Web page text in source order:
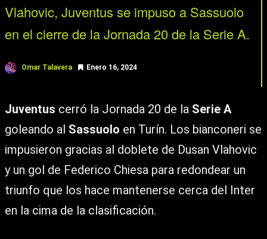
Vlahovic, Juventus se impuso a Sassuolo
en el cierre de la Jornada 20 de la Serie A.
Omar Talavera Enero 16, 2024
Juventus cerró la Jornada 20 de la Serie A
goleando al Sassuolo en Turín. Los bianconeri se
impusieron gracias al doblete de Dusan Vlahovic
y un gol de Federico Chiesa para redondear un
triunfo que los hace mantenerse cerca del Inter
en la cima de la clasificación.